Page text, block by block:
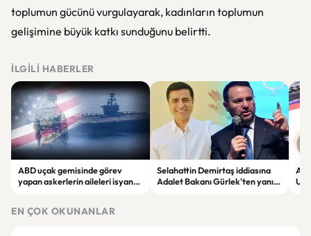
toplumun gücünü vurgulayarak, kadınların toplumun
gelişimine büyük katkı sunduğunu belirtti.
İLGILI HABERLER
ABD uçak gemisinde görev
yapan askerlerin aileleri isyan
Selahattin Demirtaş iddiasına
Adalet Bakanı Gürlek'ten yanıt:
EN ÇOK OKUNANLAR